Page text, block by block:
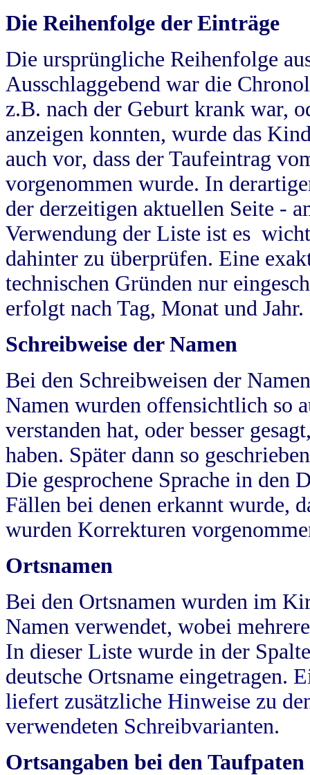
Die Reihenfolge der Einträge
Die ursprüngliche Reihenfolge
Ausschlaggebend war die
z.B. nach der Geburt krank war,
anzeigen konnten, wurde das
auch vor, dass der Taufeintrag
vorgenommen wurde. In
der derzeitigen aktuellen Seite -
Verwendung der Liste ist es
dahinter zu überprüfen. Eine
technischen Gründen nur
erfolgt nach Tag, Monat und Jahr.
Schreibweise der Namen
Bei den Schreibweisen der
Namen wurden offensichtlich so
verstanden hat, oder besser
haben. Später dann so
Die gesprochene Sprache in
Fällen bei denen erkannt wurde,
wurden Korrekturen
Ortsnamen
Bei den Ortsnamen wurden im
Namen verwendet, wobei
In dieser Liste wurde in der
deutsche Ortsname eingetragen.
liefert zusätzliche Hinweise zu
verwendeten Schreibvarianten.
Ortsangaben bei den Taufpaten